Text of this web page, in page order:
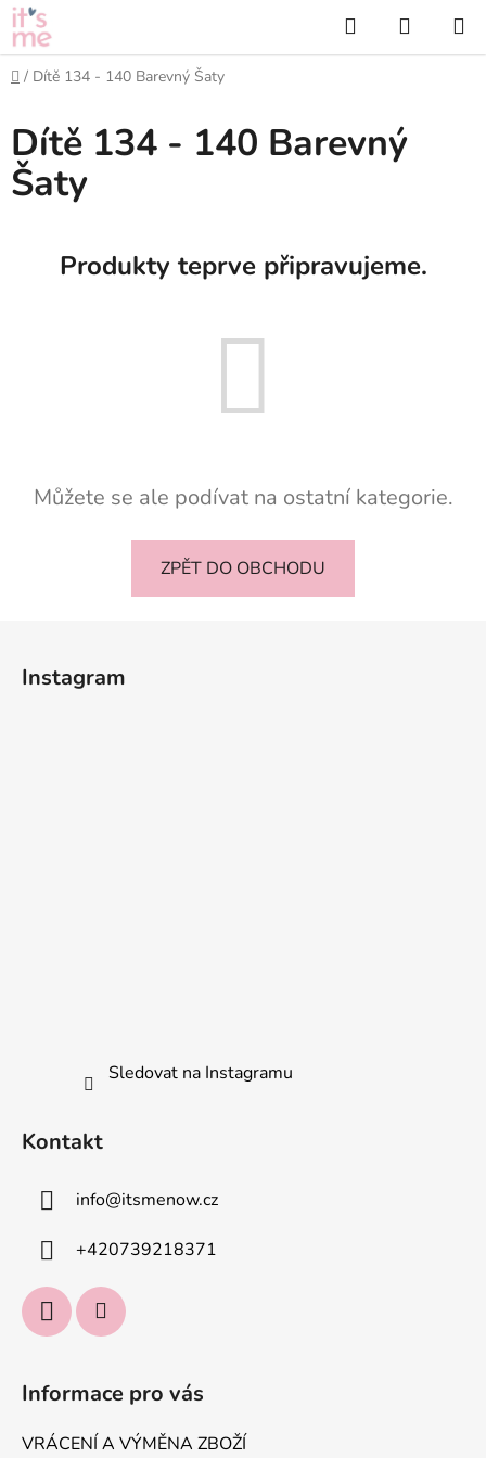
Přejít
na
obsah
Hledat
KOŠÍK
Domů
/ Dítě 134 - 140 Barevný Šaty
Dítě 134 - 140 Barevný
Šaty
Produkty teprve připravujeme.
Můžete se ale podívat na ostatní kategorie.
ZPĚT DO OBCHODU
Instagram
Sledovat na Instagramu
Kontakt
info@itsmenow.cz
+420739218371
Informace pro vás
VRÁCENÍ A VÝMĚNA ZBOŽÍ